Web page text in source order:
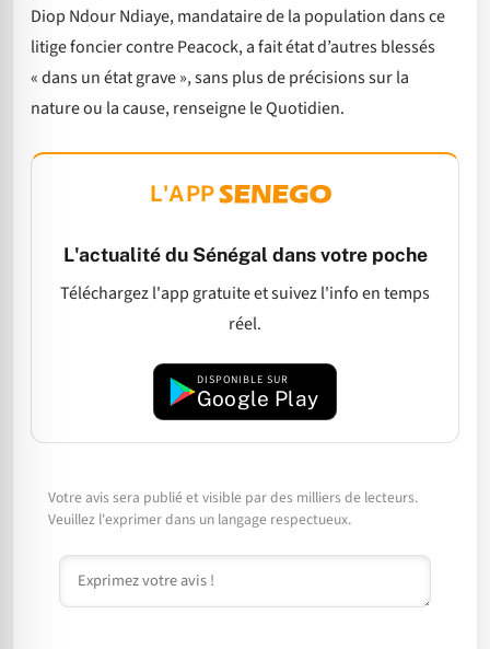
Diop Ndour Ndiaye, mandataire de la population dans ce
litige foncier contre Peacock, a fait état d’autres blessés
« dans un état grave », sans plus de précisions sur la
nature ou la cause, renseigne le Quotidien.
L'APP
L'actualité du Sénégal dans votre poche
Téléchargez l'app gratuite et suivez l'info en temps
réel.
DISPONIBLE SUR
Google Play
Votre avis sera publié et visible par des milliers de lecteurs.
Veuillez l'exprimer dans un langage respectueux.
Commentaire